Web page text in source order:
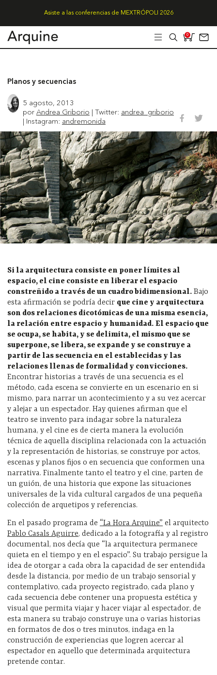
Asiste a las conferencias de MEXTRÓPOLI 2026
0
Planos y secuencias
5 agosto, 2013
por Andrea Griborio | Twitter: andrea_griborio
| Instagram: andremonida
Si la arquitectura consiste en poner límites al
espacio, el cine consiste en liberar el espacio
constreñido a través de un cuadro bidimensional. Bajo
esta afirmación se podría decir que cine y arquitectura
son dos relaciones dicotómicas de una misma esencia,
la relación entre espacio y humanidad. El espacio que
se ocupa, se habita, y se delimita, el mismo que se
superpone, se libera, se expande y se construye a
partir de las secuencia en el establecidas y las
relaciones llenas de formalidad y convicciones.
Encontrar historias a través de una secuencia es el
método, cada escena se convierte en un escenario en si
mismo, para narrar un acontecimiento y a su vez acercar
y alejar a un espectador. Hay quienes afirman que el
teatro se invento para indagar sobre la naturaleza
humana, y el cine es de cierta manera la evolución
técnica de aquella disciplina relacionada con la actuación
y la representación de historias, se construye por actos,
escenas y planos fijos o en secuencia que conformen una
narrativa. Finalmente tanto el teatro y el cine, parten de
un guión, de una historia que expone las situaciones
universales de la vida cultural cargados de una pequeña
colección de arquetipos y referencias.
En el pasado programa de “La Hora Arquine” el arquitecto
Pablo Casals Aguirre, dedicado a la fotografía y al registro
documental, nos decía que “la arquitectura permanece
quieta en el tiempo y en el espacio”. Su trabajo persigue la
idea de otorgar a cada obra la capacidad de ser entendida
desde la distancia, por medio de un trabajo sensorial y
contemplativo, cada proyecto registrado, cada plano y
cada secuencia debe contener una propuesta estética y
visual que permita viajar y hacer viajar al espectador, de
esta manera su trabajo construye una o varias historias
en formatos de dos o tres minutos, indaga en la
construcción de experiencias que logren acercar al
espectador en aquello que determinada arquitectura
pretende contar.